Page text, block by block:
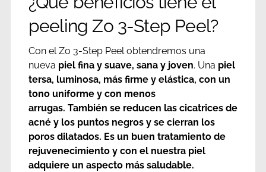
peeling Zo 3-Step Peel?
Con el Zo 3-Step Peel obtendremos una
nueva piel fina y suave, sana y joven. Una piel
tersa, luminosa, más firme y elástica, con un
tono uniforme y con menos
arrugas. También se reducen las cicatrices de
acné y los puntos negros y se cierran los
poros dilatados. Es un buen tratamiento de
rejuvenecimiento y con el nuestra piel
adquiere un aspecto más saludable.